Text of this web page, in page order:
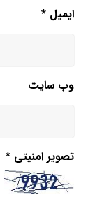
ایمیل *
وب‌ سایت
تصویر امنیتی *